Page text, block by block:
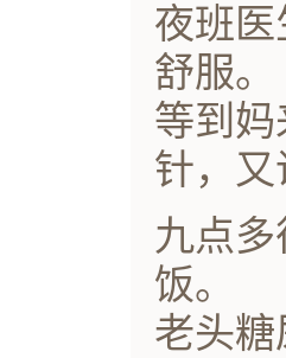
夜班
舒服。
等到
针，又
九点
饭。
老头